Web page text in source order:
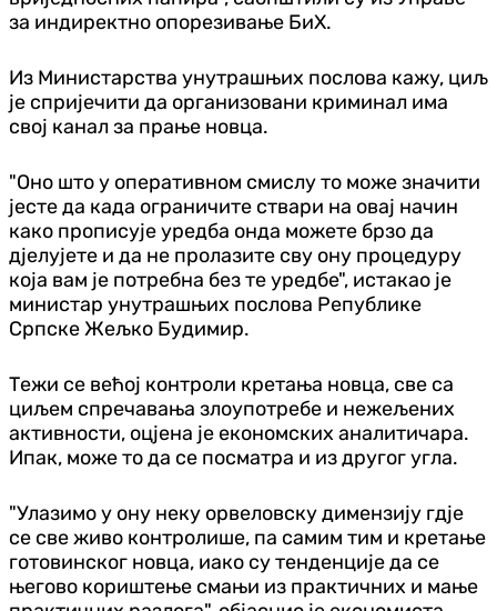
за индиректно опорезивање БиХ.
Из Министарства унутрашњих послова кажу, циљ
је спријечити да организовани криминал има
свој канал за прање новца.
"Оно што у оперативном смислу то може значити
јесте да када ограничите ствари на овај начин
како прописује уредба онда можете брзо да
дјелујете и да не пролазите сву ону процедуру
која вам је потребна без те уредбе", истакао је
министар унутрашњих послова Републике
Српске Жељко Будимир.
Тежи се већој контроли кретања новца, све са
циљем спречавања злоупотребе и нежељених
активности, оцјена је економских аналитичара.
Ипак, може то да се посматра и из другoг угла.
"Улазимо у ону неку орвеловску димензију гдје
се све живо контролише, па самим тим и кретање
готовинског новца, иако су тенденције да се
његово кориштење смањи из практичних и мање